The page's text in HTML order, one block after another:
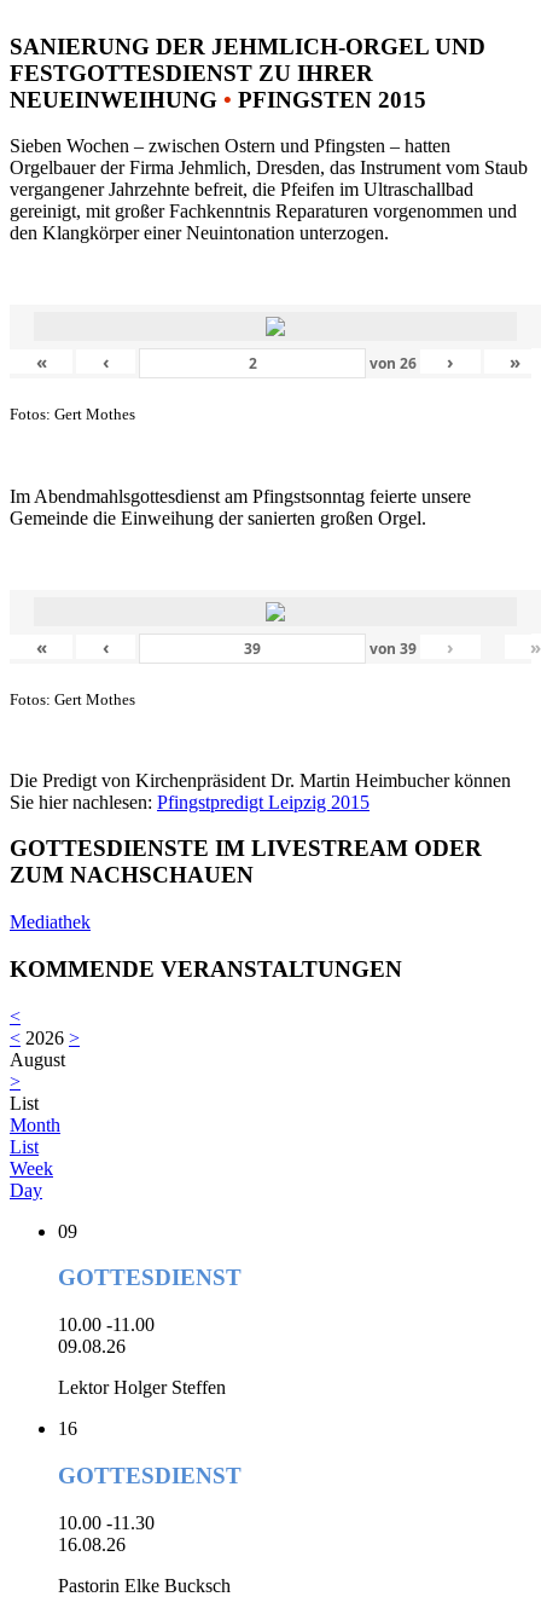
SANIERUNG DER JEHMLICH-ORGEL UND
FESTGOTTESDIENST ZU IHRER
NEUEINWEIHUNG • PFINGSTEN 2015
Sieben Wochen – zwischen Ostern und Pfingsten – hatten
Orgelbauer der Firma Jehmlich, Dresden, das Instrument vom Staub
vergangener Jahrzehnte befreit, die Pfeifen im Ultraschallbad
gereinigt, mit großer Fachkenntnis Reparaturen vorgenommen und
den Klangkörper einer Neuintonation unterzogen.
« ‹ von26 › »
Fotos: Gert Mothes
Im Abendmahlsgottesdienst am Pfingstsonntag feierte unsere
Gemeinde die Einweihung der sanierten großen Orgel.
« ‹ von39 › »
Fotos: Gert Mothes
Die Predigt von Kirchenpräsident Dr. Martin Heimbucher können
Sie hier nachlesen: Pfingstpredigt Leipzig 2015
GOTTESDIENSTE IM LIVESTREAM ODER
ZUM NACHSCHAUEN
Mediathek
KOMMENDE VERANSTALTUNGEN
<
< 2026 >
August
>
List
Month
List
Week
Day
09
GOTTESDIENST
10.00 -11.00
09.08.26
Lektor Holger Steffen
16
GOTTESDIENST
10.00 -11.30
16.08.26
Pastorin Elke Bucksch